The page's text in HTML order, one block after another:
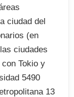
ciudad del
(en
ciudades
Tokio y
5490
13